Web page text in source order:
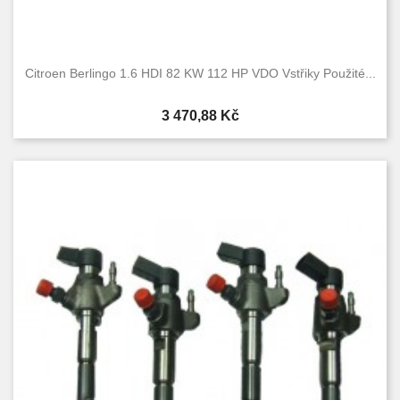
Citroen Berlingo 1.6 HDI 82 KW 112 HP VDO Vstřiky Použité...
Cena
3 470,88 Kč